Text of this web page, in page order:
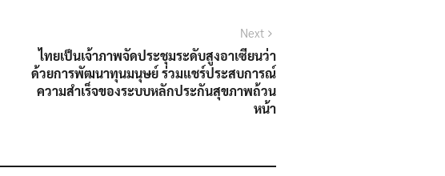
Next
ไทยเป็นเจ้าภาพจัดประชุมระดับสูงอาเซียนว่า
ด้วยการพัฒนาทุนมนุษย์ ร่วมแชร์ประสบการณ์
ความสำเร็จของระบบหลักประกันสุขภาพถ้วน
หน้า